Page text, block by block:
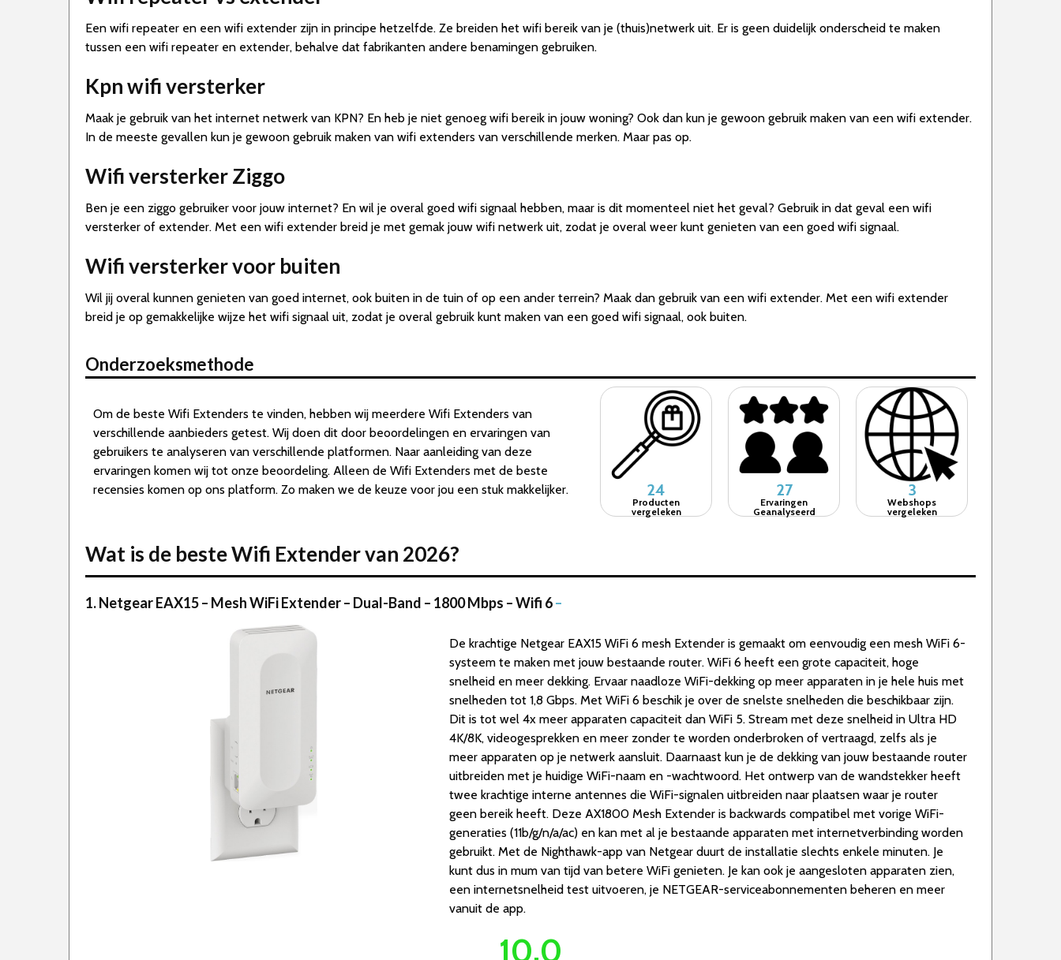
Een wifi repeater en een wifi extender zijn in principe hetzelfde. Ze breiden het wifi bereik van je (thuis)netwerk uit. Er is geen duidelijk onderscheid te maken
tussen een wifi repeater en extender, behalve dat fabrikanten andere benamingen gebruiken.
Kpn wifi versterker
Maak je gebruik van het internet netwerk van KPN? En heb je niet genoeg wifi bereik in jouw woning? Ook dan kun je gewoon gebruik maken van een wifi extender.
In de meeste gevallen kun je gewoon gebruik maken van wifi extenders van verschillende merken. Maar pas op.
Wifi versterker Ziggo
Ben je een ziggo gebruiker voor jouw internet? En wil je overal goed wifi signaal hebben, maar is dit momenteel niet het geval? Gebruik in dat geval een wifi
versterker of extender. Met een wifi extender breid je met gemak jouw wifi netwerk uit, zodat je overal weer kunt genieten van een goed wifi signaal.
Wifi versterker voor buiten
Wil jij overal kunnen genieten van goed internet, ook buiten in de tuin of op een ander terrein? Maak dan gebruik van een wifi extender. Met een wifi extender
breid je op gemakkelijke wijze het wifi signaal uit, zodat je overal gebruik kunt maken van een goed wifi signaal, ook buiten.
Onderzoeksmethode
Om de beste Wifi Extenders te vinden, hebben wij meerdere Wifi Extenders van
verschillende aanbieders getest. Wij doen dit door beoordelingen en ervaringen van
gebruikers te analyseren van verschillende platformen. Naar aanleiding van deze
ervaringen komen wij tot onze beoordeling. Alleen de Wifi Extenders met de beste
recensies komen op ons platform. Zo maken we de keuze voor jou een stuk makkelijker.
24
Producten
vergeleken
27
Ervaringen
Geanalyseerd
3
Webshops
vergeleken
Wat is de beste Wifi Extender van 2026?
1. Netgear EAX15 – Mesh WiFi Extender – Dual-Band – 1800 Mbps – Wifi 6–
De krachtige Netgear EAX15 WiFi 6 mesh Extender is gemaakt om eenvoudig een mesh WiFi 6-
systeem te maken met jouw bestaande router. WiFi 6 heeft een grote capaciteit, hoge
snelheid en meer dekking. Ervaar naadloze WiFi-dekking op meer apparaten in je hele huis met
snelheden tot 1,8 Gbps. Met WiFi 6 beschik je over de snelste snelheden die beschikbaar zijn.
Dit is tot wel 4x meer apparaten capaciteit dan WiFi 5. Stream met deze snelheid in Ultra HD
4K/8K, videogesprekken en meer zonder te worden onderbroken of vertraagd, zelfs als je
meer apparaten op je netwerk aansluit. Daarnaast kun je de dekking van jouw bestaande router
uitbreiden met je huidige WiFi-naam en -wachtwoord. Het ontwerp van de wandstekker heeft
twee krachtige interne antennes die WiFi-signalen uitbreiden naar plaatsen waar je router
geen bereik heeft. Deze AX1800 Mesh Extender is backwards compatibel met vorige WiFi-
generaties (11b/g/n/a/ac) en kan met al je bestaande apparaten met internetverbinding worden
gebruikt. Met de Nighthawk-app van Netgear duurt de installatie slechts enkele minuten. Je
kunt dus in mum van tijd van betere WiFi genieten. Je kan ook je aangesloten apparaten zien,
een internetsnelheid test uitvoeren, je NETGEAR-serviceabonnementen beheren en meer
vanuit de app.
10.0